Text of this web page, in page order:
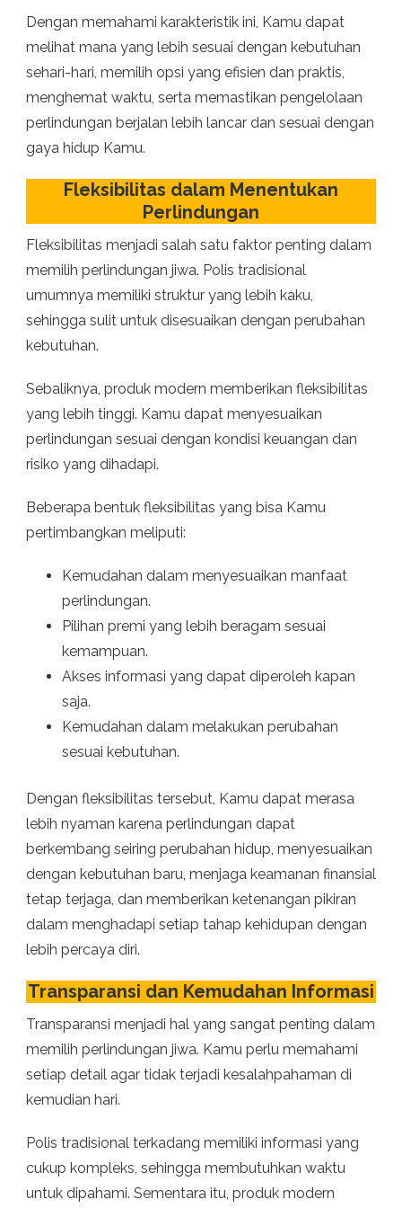
Dengan memahami karakteristik ini, Kamu dapat
melihat mana yang lebih sesuai dengan kebutuhan
sehari-hari, memilih opsi yang efisien dan praktis,
menghemat waktu, serta memastikan pengelolaan
perlindungan berjalan lebih lancar dan sesuai dengan
gaya hidup Kamu.
Fleksibilitas dalam Menentukan
Perlindungan
Fleksibilitas menjadi salah satu faktor penting dalam
memilih perlindungan jiwa. Polis tradisional
umumnya memiliki struktur yang lebih kaku,
sehingga sulit untuk disesuaikan dengan perubahan
kebutuhan.
Sebaliknya, produk modern memberikan fleksibilitas
yang lebih tinggi. Kamu dapat menyesuaikan
perlindungan sesuai dengan kondisi keuangan dan
risiko yang dihadapi.
Beberapa bentuk fleksibilitas yang bisa Kamu
pertimbangkan meliputi:
Kemudahan dalam menyesuaikan manfaat
perlindungan.
Pilihan premi yang lebih beragam sesuai
kemampuan.
Akses informasi yang dapat diperoleh kapan
saja.
Kemudahan dalam melakukan perubahan
sesuai kebutuhan.
Dengan fleksibilitas tersebut, Kamu dapat merasa
lebih nyaman karena perlindungan dapat
berkembang seiring perubahan hidup, menyesuaikan
dengan kebutuhan baru, menjaga keamanan finansial
tetap terjaga, dan memberikan ketenangan pikiran
dalam menghadapi setiap tahap kehidupan dengan
lebih percaya diri.
Transparansi dan Kemudahan Informasi
Transparansi menjadi hal yang sangat penting dalam
memilih perlindungan jiwa. Kamu perlu memahami
setiap detail agar tidak terjadi kesalahpahaman di
kemudian hari.
Polis tradisional terkadang memiliki informasi yang
cukup kompleks, sehingga membutuhkan waktu
untuk dipahami. Sementara itu, produk modern